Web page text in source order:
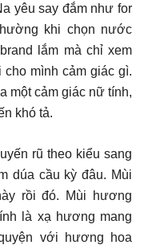
yêu say đắm như for
khi chọn nước
lắm mà chỉ xem
mình cảm giác gì.
một cảm giác nữ tính,
khó tả.
rũ theo kiểu sang
dúa cầu kỳ đâu. Mùi
rồi đó. Mùi hương
là xạ hương mang
với hương hoa